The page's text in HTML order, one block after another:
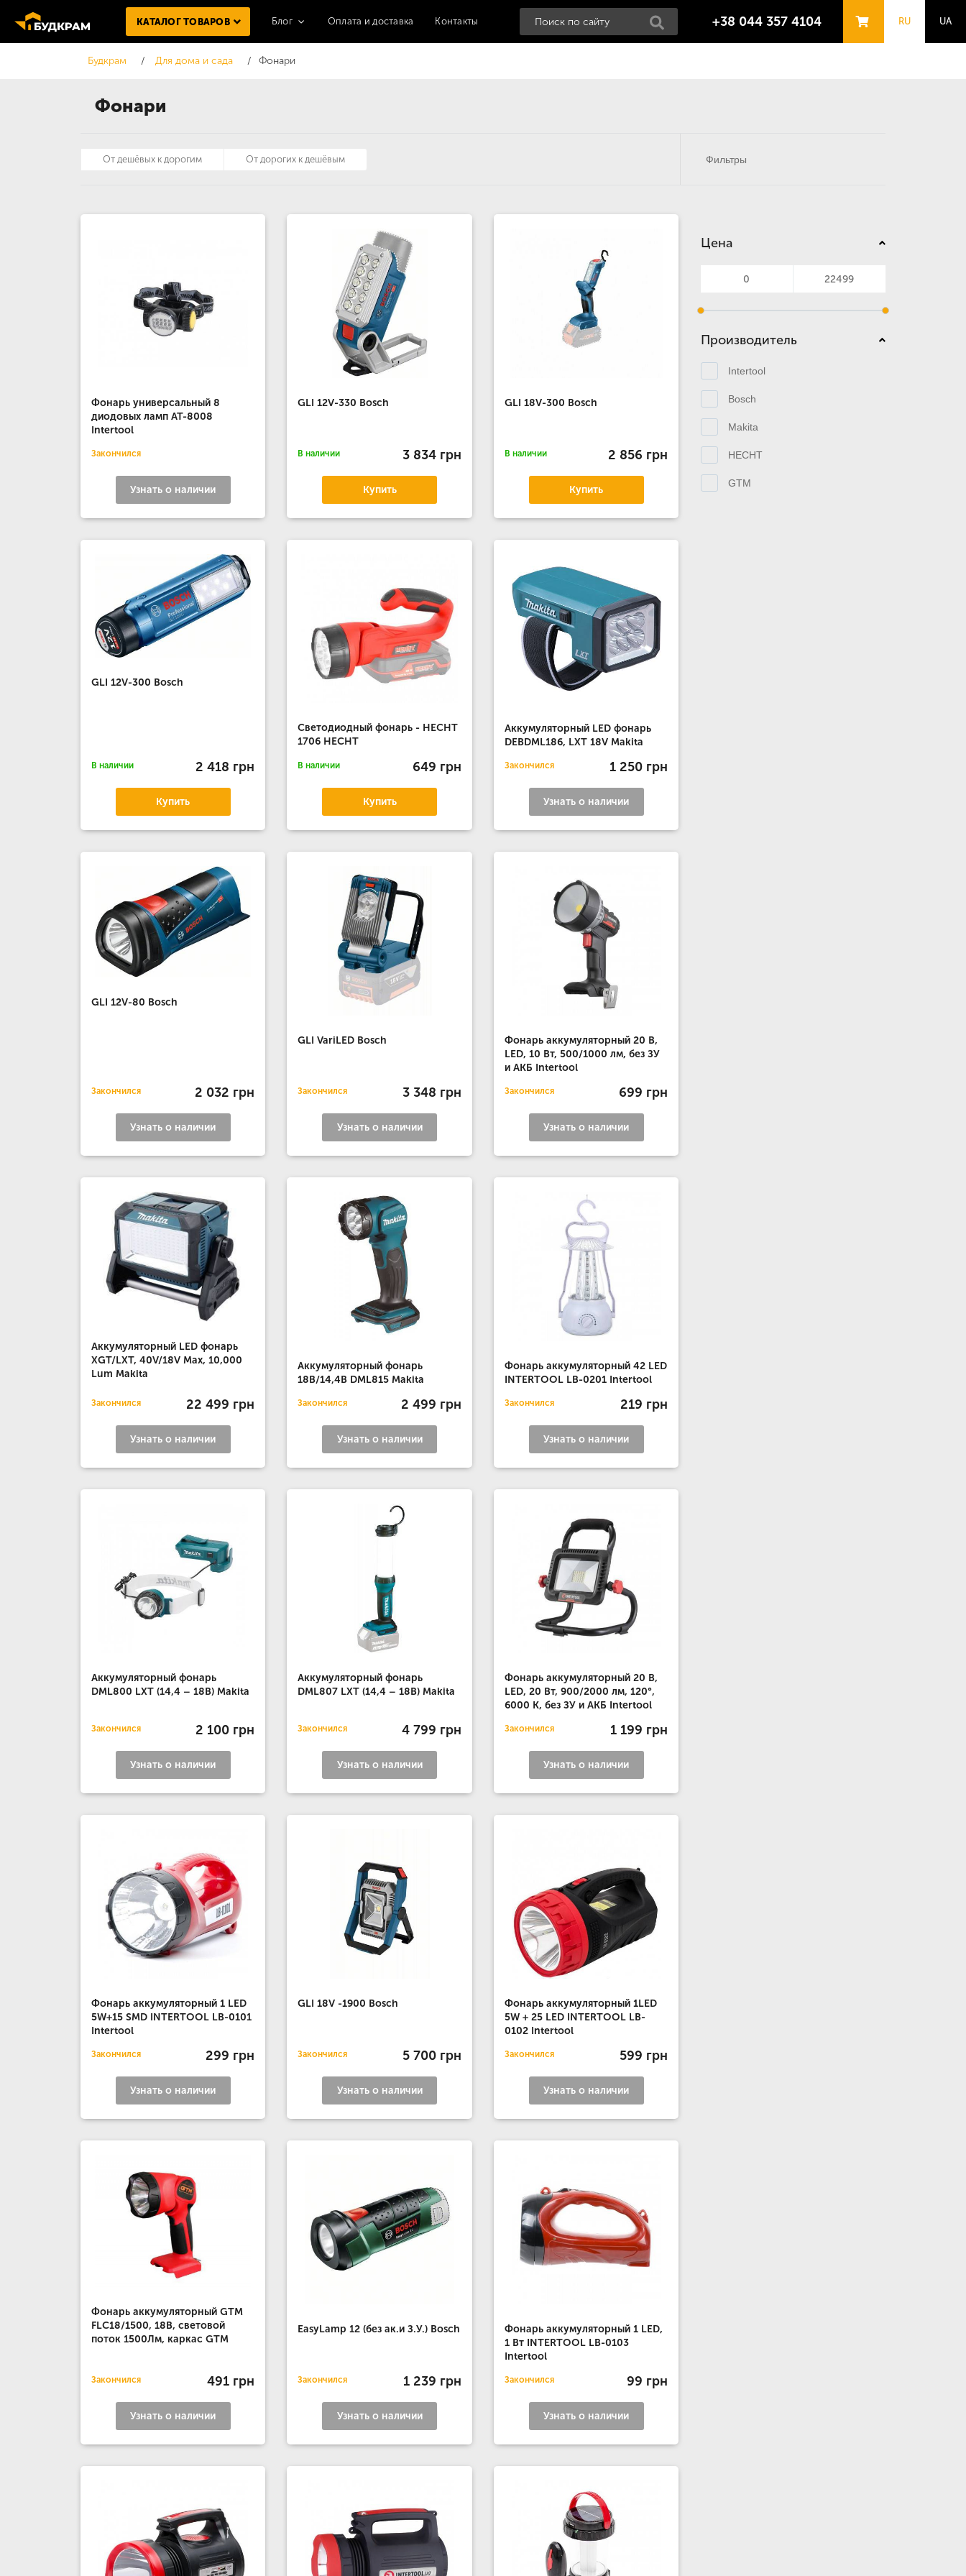
Фонари
КАТАЛОГ ТОВАРОВ Блог Оплата и доставка Контакты +38 044 357 4104 RU UA
Будкрам Для дома и сада Фонари
Фонарь универсальный 8
диодовых ламп AT-8008
Intertool
Закончился
Узнать о наличии
GLI 12V-330 Bosch
В наличии 3 834 грн
Купить
GLI 18V-300 Bosch
В наличии 2 856 грн
Купить
GLI 12V-300 Bosch
В наличии 2 418 грн
Купить
Светодиодный фонарь - HECHT
1706 HECHT
В наличии 649 грн
Купить
Аккумуляторный LED фонарь
DEBDML186, LXT 18V Makita
Закончился 1 250 грн
Узнать о наличии
GLI 12V-80 Bosch
Закончился 2 032 грн
Узнать о наличии
GLI VariLED Bosch
Закончился 3 348 грн
Узнать о наличии
Фонарь аккумуляторный 20 В,
LED, 10 Вт, 500/1000 лм, без ЗУ
и АКБ Intertool
Закончился 699 грн
Узнать о наличии
Аккумуляторный LED фонарь
XGT/LXT, 40V/18V Max, 10,000
Lum Makita
Закончился 22 499 грн
Узнать о наличии
Аккумуляторный фонарь
18В/14,4В DML815 Makita
Закончился 2 499 грн
Узнать о наличии
Фонарь аккумуляторный 42 LED
INTERTOOL LB-0201 Intertool
Закончился 219 грн
Узнать о наличии
Аккумуляторный фонарь
DML800 LXT (14,4 – 18B) Makita
Закончился 2 100 грн
Узнать о наличии
Аккумуляторный фонарь
DML807 LXT (14,4 – 18B) Makita
Закончился 4 799 грн
Узнать о наличии
Фонарь аккумуляторный 20 В,
LED, 20 Вт, 900/2000 лм, 120°,
6000 K, без ЗУ и АКБ Intertool
Закончился 1 199 грн
Узнать о наличии
Фонарь аккумуляторный 1 LED
5W+15 SMD INTERTOOL LB-0101
Intertool
Закончился 299 грн
Узнать о наличии
GLI 18V -1900 Bosch
Закончился 5 700 грн
Узнать о наличии
Фонарь аккумуляторный 1LED
5W + 25 LED INTERTOOL LB-
0102 Intertool
Закончился 599 грн
Узнать о наличии
Фонарь аккумуляторный GTM
FLС18/1500, 18В, световой
поток 1500Лм, каркас GTM
Закончился 491 грн
Узнать о наличии
EasyLamp 12 (без ак.и З.У.) Bosch
Закончился 1 239 грн
Узнать о наличии
Фонарь аккумуляторный 1 LED,
1 Вт INTERTOOL LB-0103
Intertool
Закончился 99 грн
Узнать о наличии
Цена
Производитель
Intertool
Bosch
Makita
HECHT
GTM
От дешёвых к дорогим От дорогих к дешёвым Фильтры